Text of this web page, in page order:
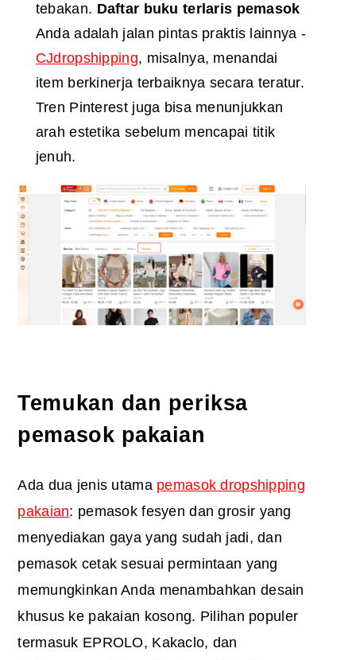
tebakan. Daftar buku terlaris pemasok
Anda adalah jalan pintas praktis lainnya -
CJdropshipping, misalnya, menandai
item berkinerja terbaiknya secara teratur.
Tren Pinterest juga bisa menunjukkan
arah estetika sebelum mencapai titik
jenuh.
Temukan dan periksa
pemasok pakaian
Ada dua jenis utama pemasok dropshipping
pakaian: pemasok fesyen dan grosir yang
menyediakan gaya yang sudah jadi, dan
pemasok cetak sesuai permintaan yang
memungkinkan Anda menambahkan desain
khusus ke pakaian kosong. Pilihan populer
termasuk EPROLO, Kakaclo, dan